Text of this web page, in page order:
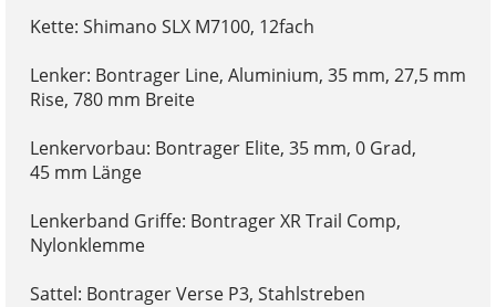
Kette: Shimano SLX M7100, 12fach
Lenker: Bontrager Line, Aluminium, 35 mm, 27,5 mm
Rise, 780 mm Breite
Lenkervorbau: Bontrager Elite, 35 mm, 0 Grad,
45 mm Länge
Lenkerband Griffe: Bontrager XR Trail Comp,
Nylonklemme
Sattel: Bontrager Verse P3, Stahlstreben